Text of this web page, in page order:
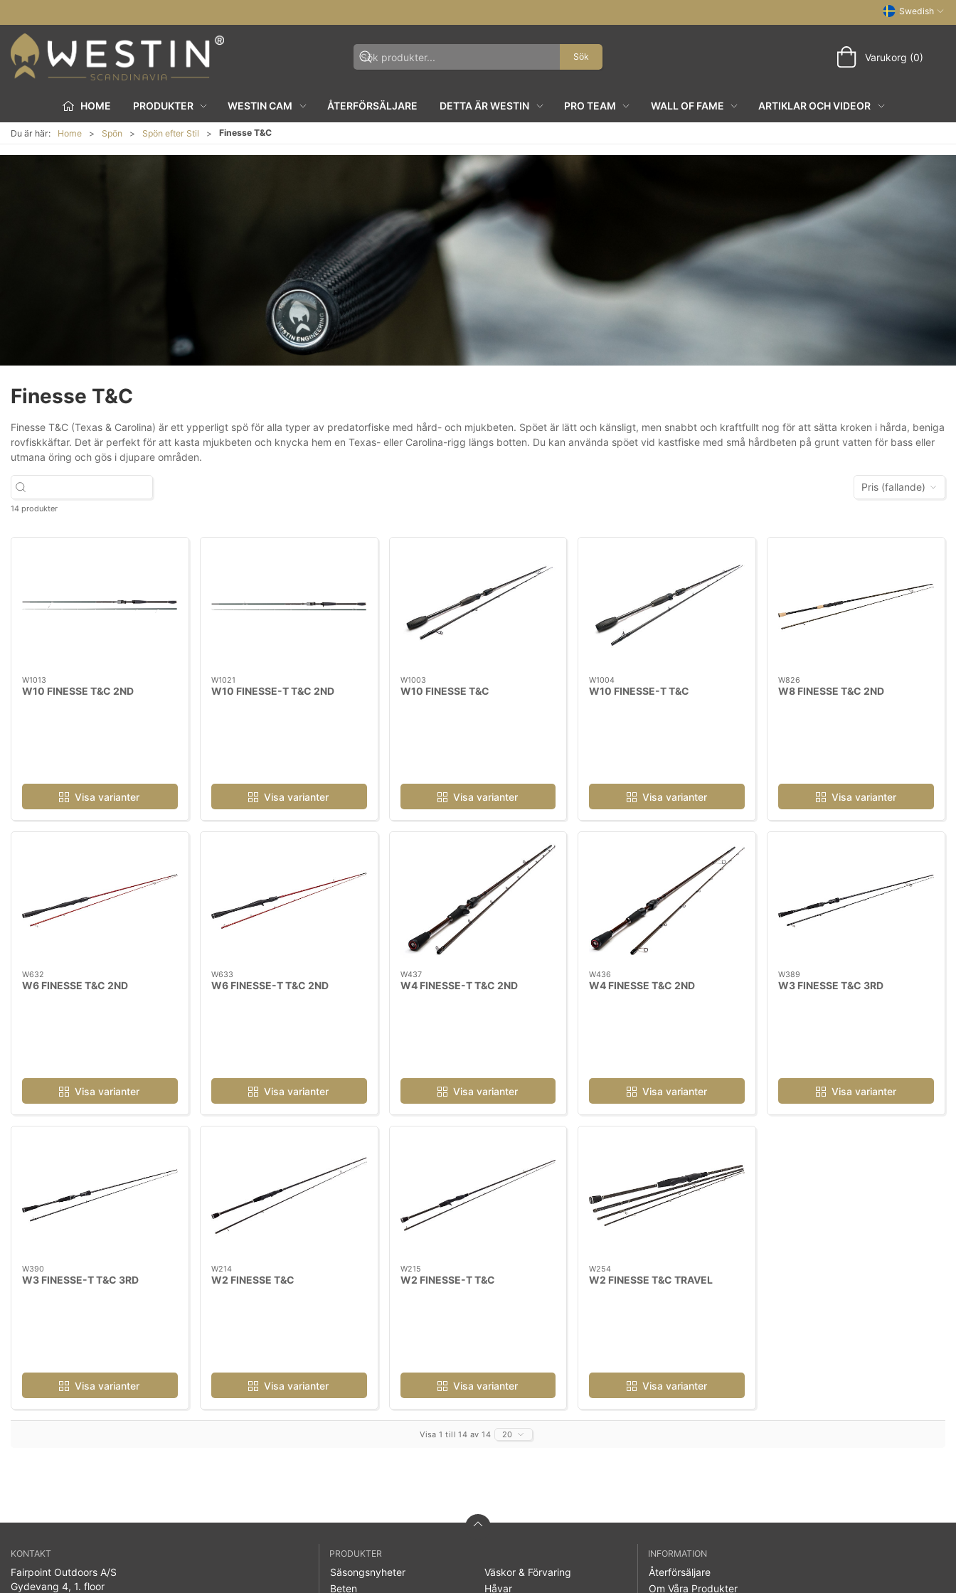
Swedish
Sök Varukorg (0)
HOME PRODUKTER WESTIN CAM ÅTERFÖRSÄLJARE DETTA ÄR WESTIN PRO TEAM WALL OF FAME ARTIKLAR OCH VIDEOR
Du är här: Home Spön Spön efter Stil Finesse T&C
Finesse T&C
Finesse T&C (Texas & Carolina) är ett ypperligt spö för alla typer av predatorfiske med hård- och mjukbeten. Spöet är lätt och känsligt, men snabbt och kraftfullt nog för att sätta kroken i hårda, beniga
rovfiskkäftar. Det är perfekt för att kasta mjukbeten och knycka hem en Texas- eller Carolina-rigg längs botten. Du kan använda spöet vid kastfiske med små hårdbeten på grunt vatten för bass eller
utmana öring och gös i djupare områden.
Pris (fallande)
14 produkter
W1013
W10 FINESSE T&C 2ND
Visa varianter
W1021
W10 FINESSE-T T&C 2ND
Visa varianter
W1003
W10 FINESSE T&C
Visa varianter
W1004
W10 FINESSE-T T&C
Visa varianter
W826
W8 FINESSE T&C 2ND
Visa varianter
W632
W6 FINESSE T&C 2ND
Visa varianter
W633
W6 FINESSE-T T&C 2ND
Visa varianter
W437
W4 FINESSE-T T&C 2ND
Visa varianter
W436
W4 FINESSE T&C 2ND
Visa varianter
W389
W3 FINESSE T&C 3RD
Visa varianter
W390
W3 FINESSE-T T&C 3RD
Visa varianter
W214
W2 FINESSE T&C
Visa varianter
W215
W2 FINESSE-T T&C
Visa varianter
W254
W2 FINESSE T&C TRAVEL
Visa varianter
Visa 1 till 14 av 14 20
KONTAKT
Fairpoint Outdoors A/S
Gydevang 4, 1. floor
PRODUKTER
Säsongsnyheter
Beten
Väskor & Förvaring
Håvar
INFORMATION
Återförsäljare
Om Våra Produkter